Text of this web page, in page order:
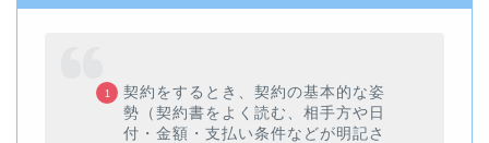
契約をするとき、契約の基本的な姿
勢（契約書をよく読む、相手方や日
付・金額・支払い条件などが明記さ